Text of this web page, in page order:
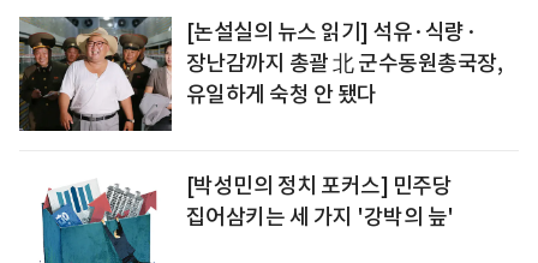
[논설실의 뉴스 읽기] 석유·식량·
장난감까지 총괄 北 군수동원총국장,
유일하게 숙청 안 됐다
[박성민의 정치 포커스] 민주당
집어삼키는 세 가지 '강박의 늪'